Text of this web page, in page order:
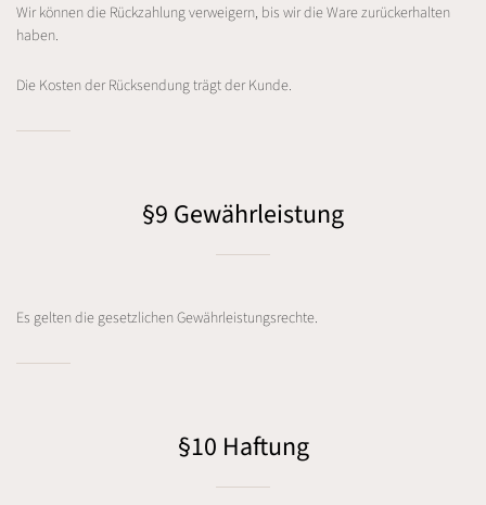
Wir können die Rückzahlung verweigern, bis wir die Ware zurückerhalten
haben.
Die Kosten der Rücksendung trägt der Kunde.
§9 Gewährleistung
Es gelten die gesetzlichen Gewährleistungsrechte.
§10 Haftung